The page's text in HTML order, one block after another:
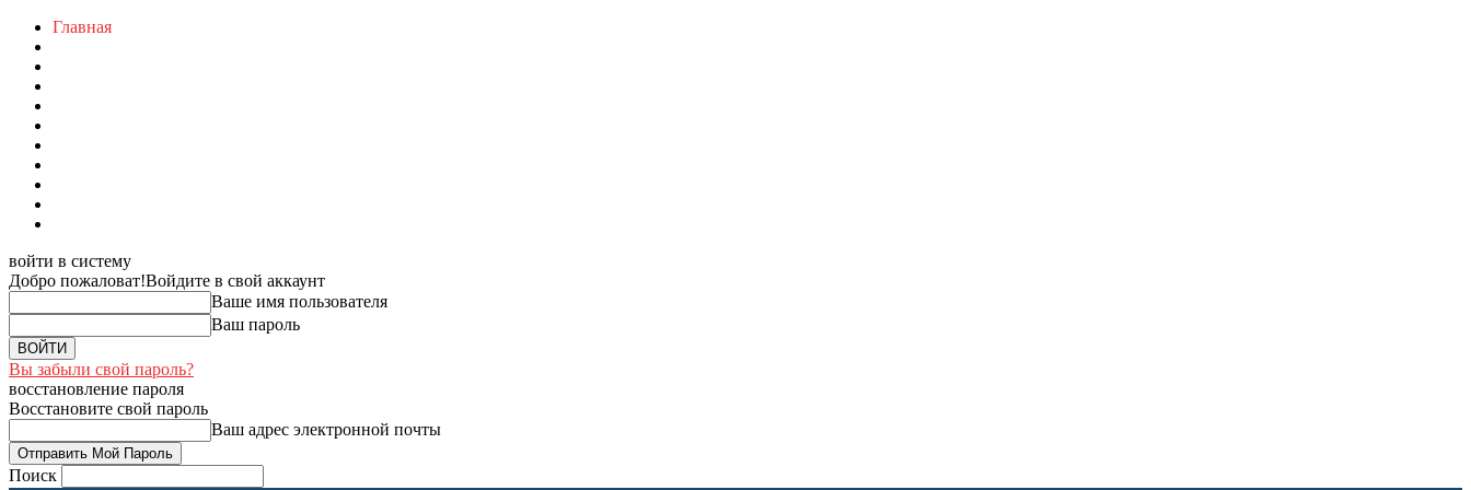
Главная
войти в систему
Добро пожаловат!Войдите в свой аккаунт
Ваше имя пользователя
Ваш пароль
Вы забыли свой пароль?
восстановление пароля
Восстановите свой пароль
Ваш адрес электронной почты
Поиск